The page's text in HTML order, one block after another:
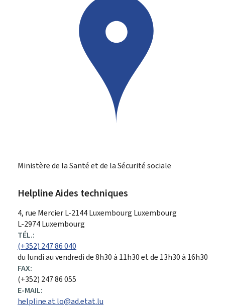
Ministère de la Santé et de la Sécurité sociale
Helpline Aides techniques
ADRESSE
:
4, rue MercierL-2144Luxembourg Luxembourg
L-2974 Luxembourg
TÉL.:
(+352) 247 86 040
du lundi au vendredi de 8h30 à 11h30 et de 13h30 à 16h30
FAX:
(+352) 247 86 055
E-MAIL:
helpline.at.lo@ad.etat.lu